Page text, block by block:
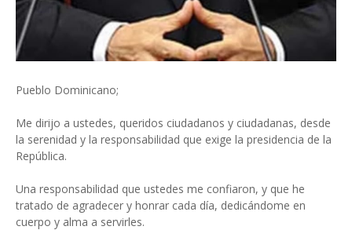
Pueblo Dominicano;
Me dirijo a ustedes, queridos ciudadanos y ciudadanas, desde
la serenidad y la responsabilidad que exige la presidencia de la
República.
Una responsabilidad que ustedes me confiaron, y que he
tratado de agradecer y honrar cada día, dedicándome en
cuerpo y alma a servirles.